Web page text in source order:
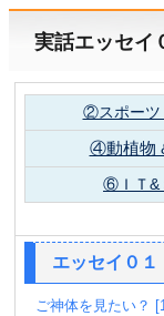
実話エッセイ
②スポーツ
④動植物
⑥ＩＴ&
エッセイ０１
ご神体を見たい？